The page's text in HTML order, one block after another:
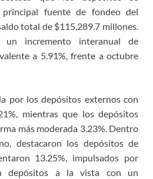
fuente de fondeo del
total de $115,289.7 millones.
un incremento interanual de
a 5.91%, frente a octubre
por los depósitos externos con
mientras que los depósitos
más moderada 3.23%. Dentro
destacaron los depósitos de
13.25%, impulsados por
depósitos a la vista con un